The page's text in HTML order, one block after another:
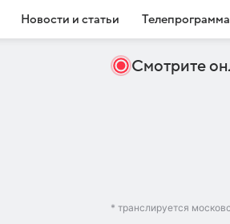
Новости и статьи Телепрограмма
Смотрите
* транслируется